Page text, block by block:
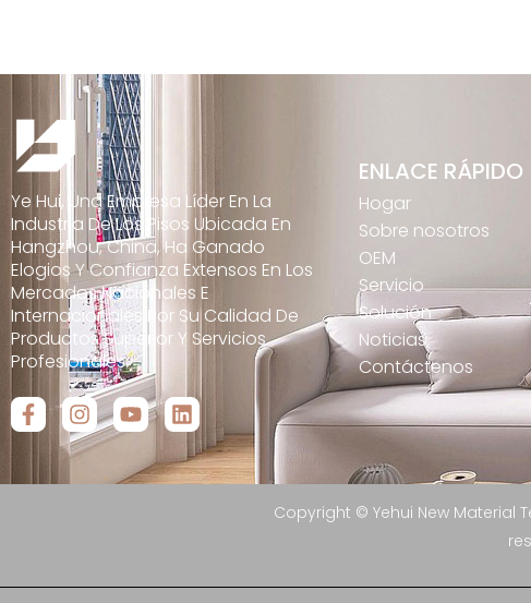
Ye Hui, Una Empresa Líder En La
Industria De Los Pisos Ubicada En
Hangzhou, China, Ha Ganado
Elogios Y Confianza Extensos En Los
Mercados Nacionales E
Internacionales Por Su Calidad De
Productos Superior Y Servicios
Profesionales.
ENLACE RÁPIDO
Hogar
Sobre nosotros
OEM
Servicio
Solución
Noticias
Contáctenos
Copyright © Yehui New Material